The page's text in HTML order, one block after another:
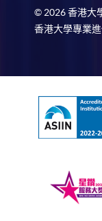
© 2026 香港大
香港大學專業